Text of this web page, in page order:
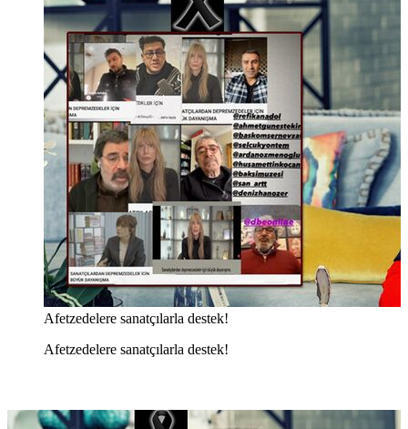
Afetzedelere sanatçılarla destek!
Afetzedelere sanatçılarla destek!